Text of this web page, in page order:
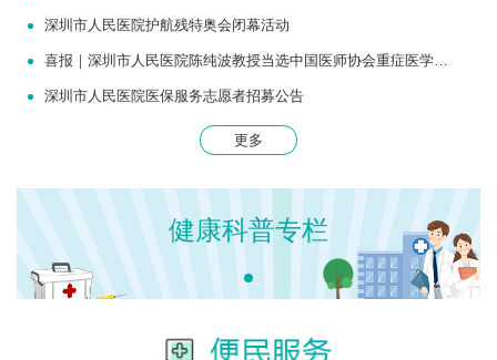
深圳市人民医院护航残特奥会闭幕活动
喜报｜深圳市人民医院陈纯波教授当选中国医师协会重症医学医师分会常务委员
深圳市人民医院医保服务志愿者招募公告
更多
健康科普专栏